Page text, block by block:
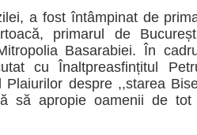
a fost întâmpinat de
primarul de
Basarabiei. În
cu Înaltpreasfințitul
Plaiurilor despre ,,starea
să apropie oamenii de tot